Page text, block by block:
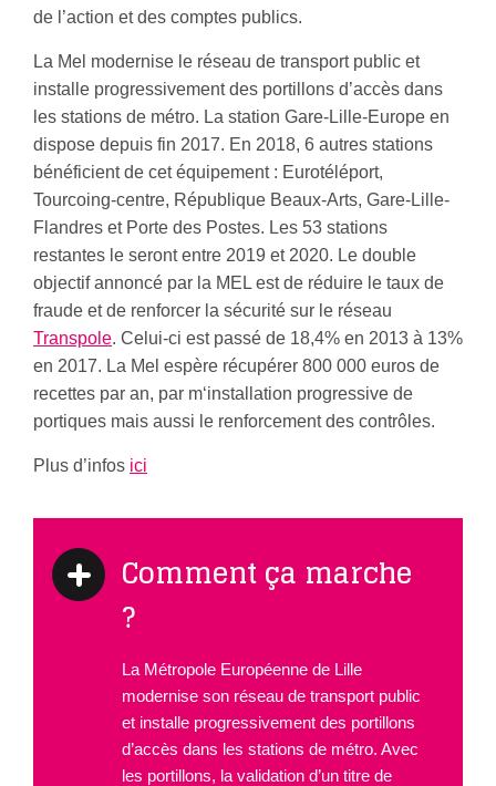
de l’action et des comptes publics.
La Mel modernise le réseau de transport public et
installe progressivement des portillons d’accès dans
les stations de métro. La station Gare-Lille-Europe en
dispose depuis fin 2017. En 2018, 6 autres stations
bénéficient de cet équipement : Eurotéléport,
Tourcoing-centre, République Beaux-Arts, Gare-Lille-
Flandres et Porte des Postes. Les 53 stations
restantes le seront entre 2019 et 2020. Le double
objectif annoncé par la MEL est de réduire le taux de
fraude et de renforcer la sécurité sur le réseau
Transpole. Celui-ci est passé de 18,4% en 2013 à 13%
en 2017. La Mel espère récupérer 800 000 euros de
recettes par an, par m‘installation progressive de
portiques mais aussi le renforcement des contrôles.
Plus d’infos ici
Comment ça marche
?
La Métropole Européenne de Lille
modernise son réseau de transport public
et installe progressivement des portillons
d’accès dans les stations de métro. Avec
les portillons, la validation d’un titre de